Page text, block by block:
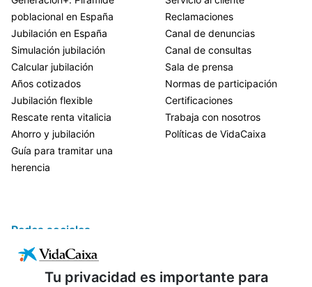
Tu privacidad es importante para
poblacional en España
Jubilación en España
Simulación jubilación
Calcular jubilación
Años cotizados
Jubilación flexible
Rescate renta vitalicia
Ahorro y jubilación
Guía para tramitar una
herencia
Reclamaciones
Canal de denuncias
Canal de consultas
Sala de prensa
Normas de participación
Certificaciones
Trabaja con nosotros
Políticas de VidaCaixa
Redes sociales